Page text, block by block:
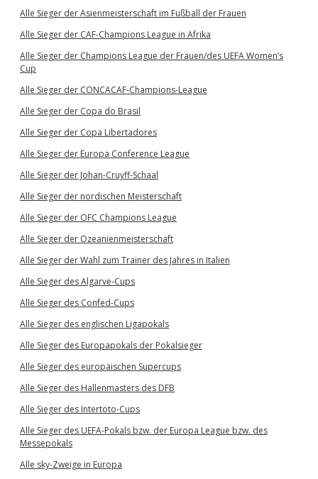
Alle Sieger der Asienmeisterschaft im Fußball der Frauen
Alle Sieger der CAF-Champions League in Afrika
Alle Sieger der Champions League der Frauen/des UEFA Women’s
Cup
Alle Sieger der CONCACAF-Champions-League
Alle Sieger der Copa do Brasil
Alle Sieger der Copa Libertadores
Alle Sieger der Europa Conference League
Alle Sieger der Johan-Cruyff-Schaal
Alle Sieger der nordischen Meisterschaft
Alle Sieger der OFC Champions League
Alle Sieger der Ozeanienmeisterschaft
Alle Sieger der Wahl zum Trainer des Jahres in Italien
Alle Sieger des Algarve-Cups
Alle Sieger des Confed-Cups
Alle Sieger des englischen Ligapokals
Alle Sieger des Europapokals der Pokalsieger
Alle Sieger des europäischen Supercups
Alle Sieger des Hallenmasters des DFB
Alle Sieger des Intertoto-Cups
Alle Sieger des UEFA-Pokals bzw. der Europa League bzw. des
Messepokals
Alle sky-Zweige in Europa